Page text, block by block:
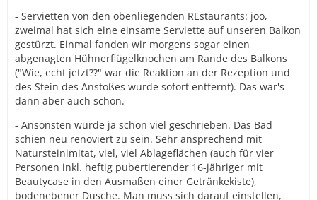
- Servietten von den obenliegenden REstaurants: joo,
zweimal hat sich eine einsame Serviette auf unseren Balkon
gestürzt. Einmal fanden wir morgens sogar einen
abgenagten Hühnerflügelknochen am Rande des Balkons
("Wie, echt jetzt??" war die Reaktion an der Rezeption und
des Stein des Anstoßes wurde sofort entfernt). Das war's
dann aber auch schon.
- Ansonsten wurde ja schon viel geschrieben. Das Bad
schien neu renoviert zu sein. Sehr ansprechend mit
Natursteinimitat, viel, viel Ablageflächen (auch für vier
Personen inkl. heftig pubertierender 16-jähriger mit
Beautycase in den Ausmaßen einer Getränkekiste),
bodenebener Dusche. Man muss sich darauf einstellen,